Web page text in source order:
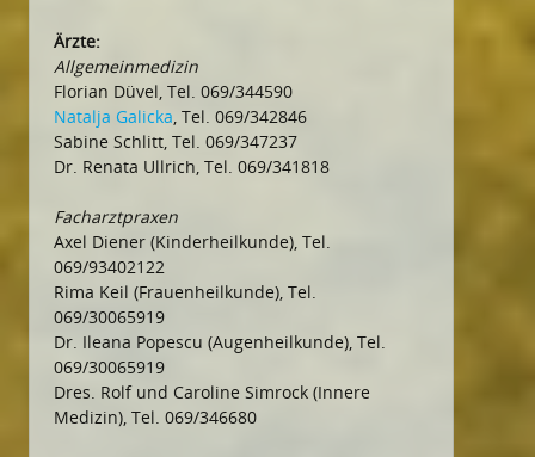
Ärzte:
Allgemeinmedizin
Florian Düvel, Tel. 069/344590
Natalja Galicka, Tel. 069/342846
Sabine Schlitt, Tel. 069/347237
Dr. Renata Ullrich, Tel. 069/341818
Facharztpraxen
Axel Diener (Kinderheilkunde), Tel.
069/93402122
Rima Keil (Frauenheilkunde), Tel.
069/30065919
Dr. Ileana Popescu (Augenheilkunde), Tel.
069/30065919
Dres. Rolf und Caroline Simrock (Innere
Medizin), Tel. 069/346680